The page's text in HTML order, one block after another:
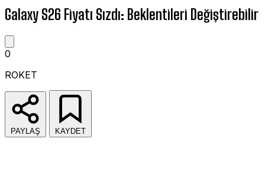
Galaxy S26 Fiyatı Sızdı: Beklentileri Değiştirebilir
0
ROKET
PAYLAŞ KAYDET